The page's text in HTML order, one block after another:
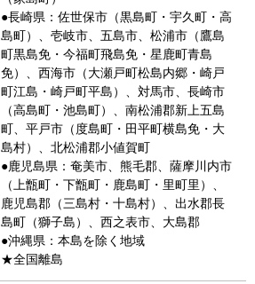
●長崎県：佐世保市（黒島町・宇久町・高
島町）、壱岐市、五島市、松浦市（鷹島
町黒島免・今福町飛島免・星鹿町青島
免）、西海市（大瀬戸町松島内郷・崎戸
町江島・崎戸町平島）、対馬市、長崎市
（高島町・池島町）、南松浦郡新上五島
町、平戸市（度島町・田平町横島免・大
島村）、北松浦郡小値賀町
●鹿児島県：奄美市、熊毛郡、薩摩川内市
（上甑町・下甑町・鹿島町・里町里）、
鹿児島郡（三島村・十島村）、出水郡長
島町（獅子島）、西之表市、大島郡
●沖縄県：本島を除く地域
★全国離島